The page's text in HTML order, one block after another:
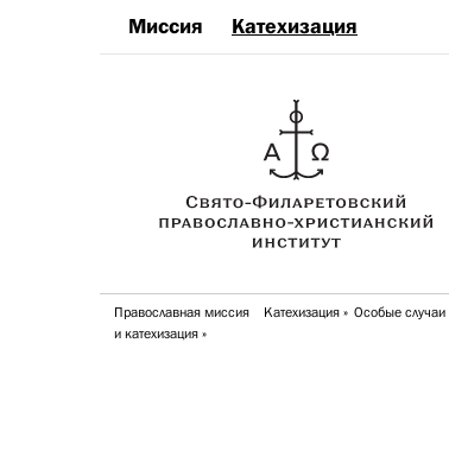
Миссия Катехизация
Православная миссия
и катехизация
Катехизация Особые случаи